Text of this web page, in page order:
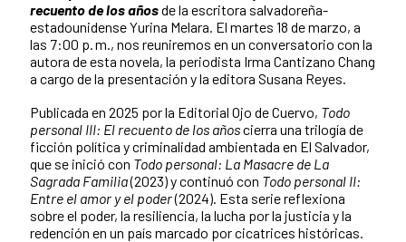
recuento de los añosde la escritora salvadoreña-
estadounidense Yurina Melara. El martes 18 de marzo, a
las 7:00 p. m., nos reuniremos en un conversatorio con la
autora de esta novela, la periodista Irma Cantizano Chang
a cargo de la presentación y la editora Susana Reyes.
Publicada en 2025 por la Editorial Ojo de Cuervo, Todo
personal III: El recuento de los añoscierra una trilogía de
ficción política y criminalidad ambientada en El Salvador,
que se inició con Todo personal: La Masacre de La
Sagrada Familia(2023) y continuó con Todo personal II:
Entre el amor y el poder(2024). Esta serie reflexiona
sobre el poder, la resiliencia, la lucha por la justicia y la
redención en un país marcado por cicatrices históricas.